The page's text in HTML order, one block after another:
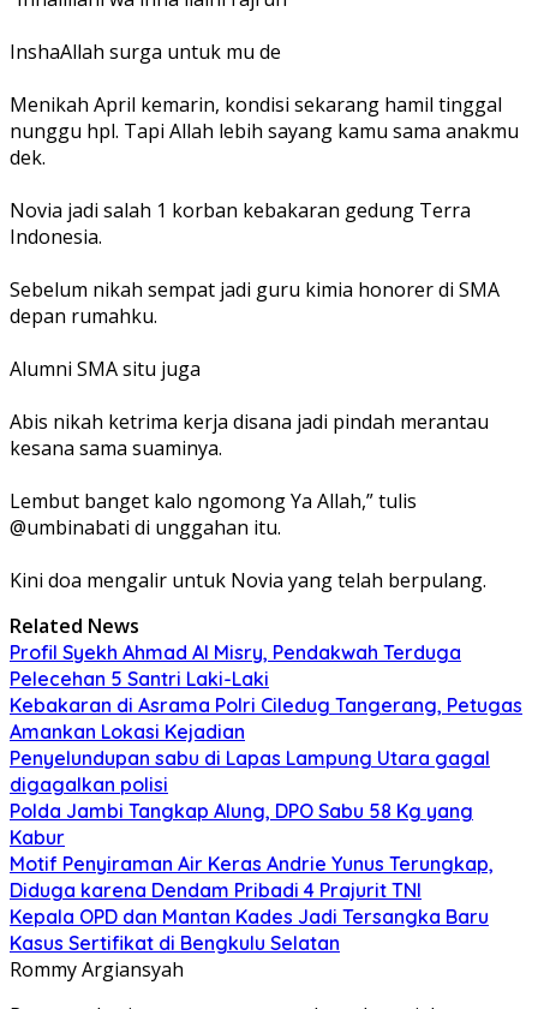
InshaAllah surga untuk mu de
Menikah April kemarin, kondisi sekarang hamil tinggal
nunggu hpl. Tapi Allah lebih sayang kamu sama anakmu
dek.
Novia jadi salah 1 korban kebakaran gedung Terra
Indonesia.
Sebelum nikah sempat jadi guru kimia honorer di SMA
depan rumahku.
Alumni SMA situ juga
Abis nikah ketrima kerja disana jadi pindah merantau
kesana sama suaminya.
Lembut banget kalo ngomong Ya Allah,” tulis
@umbinabati di unggahan itu.
Kini doa mengalir untuk Novia yang telah berpulang.
Related News
Profil Syekh Ahmad Al Misry, Pendakwah Terduga
Pelecehan 5 Santri Laki-Laki
Kebakaran di Asrama Polri Ciledug Tangerang, Petugas
Amankan Lokasi Kejadian
Penyelundupan sabu di Lapas Lampung Utara gagal
digagalkan polisi
Polda Jambi Tangkap Alung, DPO Sabu 58 Kg yang
Kabur
Motif Penyiraman Air Keras Andrie Yunus Terungkap,
Diduga karena Dendam Pribadi 4 Prajurit TNI
Kepala OPD dan Mantan Kades Jadi Tersangka Baru
Kasus Sertifikat di Bengkulu Selatan
Rommy Argiansyah